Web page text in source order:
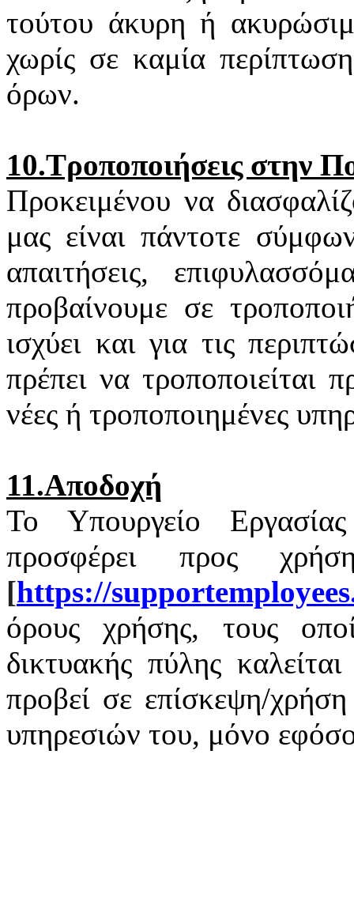
τούτου άκυρη ή
χωρίς σε καμία
όρων.
10.Τροποποιήσεις στην
Προκειμένου να
μας είναι πάντοτε
απαιτήσεις,
προβαίνουμε σε
ισχύει και για τις
πρέπει να τροποποιείται
νέες ή τροποποιημένες
11.Αποδοχή
Το Υπουργείο
προσφέρει προς
[https://supportemployees
όρους χρήσης, τους
δικτυακής πύλης
προβεί σε επίσκεψη/
υπηρεσιών του, μόνο